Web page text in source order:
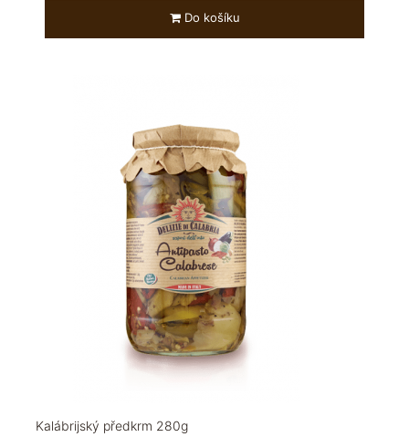
Do košíku
Kalábrijský předkrm 280g